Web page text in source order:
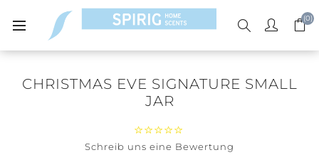
(0)
CHRISTMAS EVE SIGNATURE SMALL
JAR
Schreib uns eine Bewertung